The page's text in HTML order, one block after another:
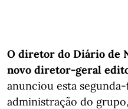
O diretor do Diário de
novo diretor-geral
anunciou esta
administração do